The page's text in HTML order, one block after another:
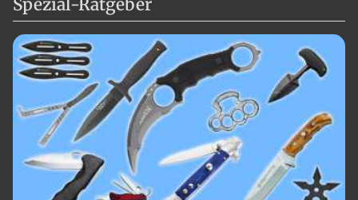
Spezial-Ratgeber